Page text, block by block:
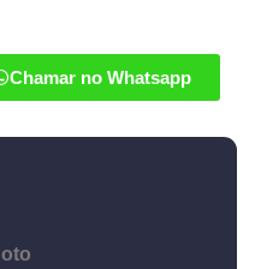
Chamar no Whatsapp